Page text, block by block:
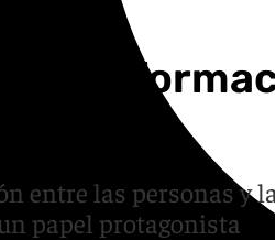
entre las personas y
papel protagonista